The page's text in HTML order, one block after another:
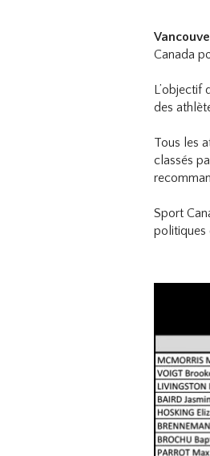
Canada
des
Tous les
classés
Sport
politiques